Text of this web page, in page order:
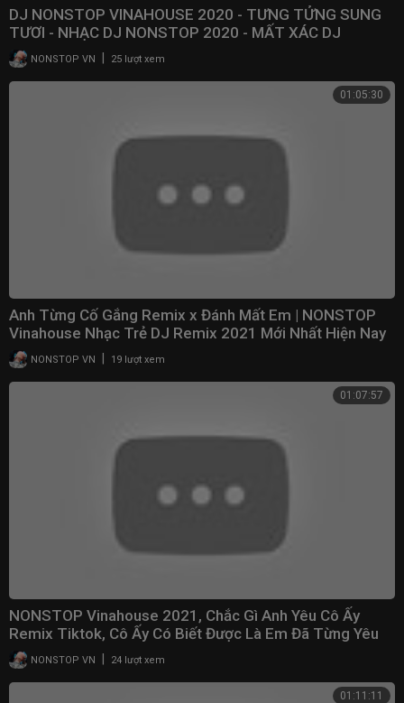
DJ NONSTOP VINAHOUSE 2020 - TƯNG TỬNG SUNG
TƯƠI - NHẠC DJ NONSTOP 2020 - MẤT XÁC DJ
NONSTOP VN 25 lượt xem
01:05:30
Anh Từng Cố Gắng Remix x Đánh Mất Em | NONSTOP
Vinahouse Nhạc Trẻ DJ Remix 2021 Mới Nhất Hiện Nay
NONSTOP VN 19 lượt xem
01:07:57
NONSTOP Vinahouse 2021, Chắc Gì Anh Yêu Cô Ấy
Remix Tiktok, Cô Ấy Có Biết Được Là Em Đã Từng Yêu
Anh NONSTOP VN 24 lượt xem
01:11:11